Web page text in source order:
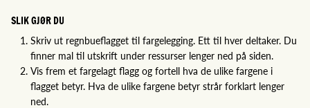
SLIK GJØR DU
Skriv ut regnbueflagget til fargelegging. Ett til hver deltaker. Du
finner mal til utskrift under ressurser lenger ned på siden.
Vis frem et fargelagt flagg og fortell hva de ulike fargene i
flagget betyr. Hva de ulike fargene betyr strår forklart lenger
ned.